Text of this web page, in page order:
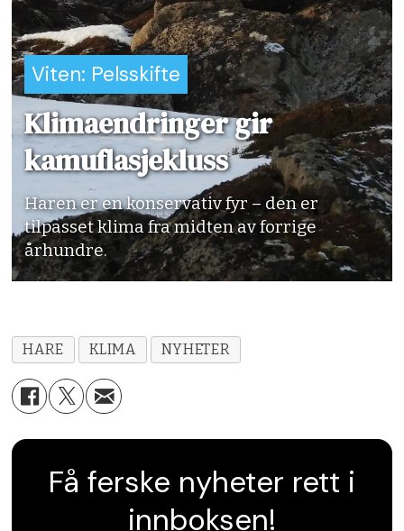
Viten: Pelsskifte
Klimaendringer gir
kamuflasjekluss
Haren er en konservativ fyr – den er
tilpasset klima fra midten av forrige
århundre.
HARE KLIMA NYHETER
Få ferske nyheter rett i
innboksen!